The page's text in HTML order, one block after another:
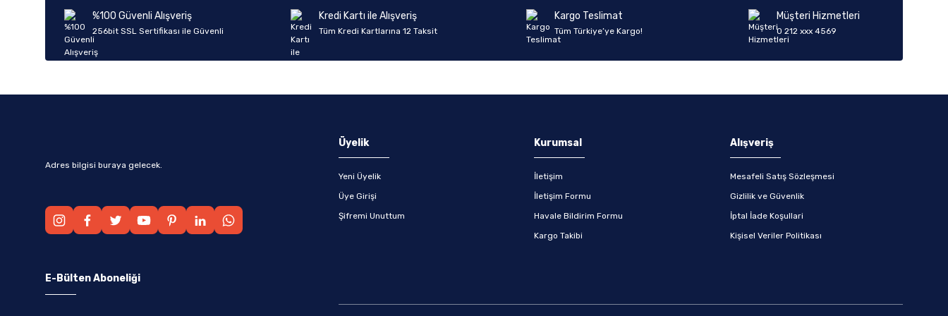
Ürün fiyatı diğer sitelerden daha pahalı.
Bu ürüne benzer farklı alternatifler olmalı.
%100 Güvenli Alışveriş
256bit SSL Sertifikası ile Güvenli
Kredi Kartı ile Alışveriş
Tüm Kredi Kartlarına 12 Taksit
Kargo Teslimat
Tüm Türkiye’ye Kargo!
Müşteri Hizmetleri
0 212 xxx 4569
Adres bilgisi buraya gelecek.
Üyelik
Yeni Üyelik
Üye Girişi
Şifremi Unuttum
Kurumsal
İletişim
İletişim Formu
Havale Bildirim Formu
Kargo Takibi
Alışveriş
Mesafeli Satış Sözleşmesi
Gizlilik ve Güvenlik
İptal İade Koşullari
Kişisel Veriler Politikası
E-Bülten Aboneliği